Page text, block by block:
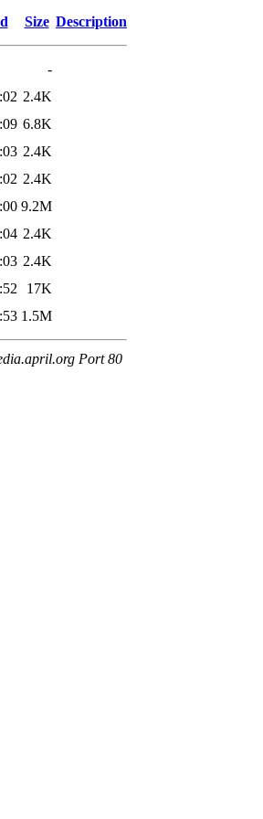
Size Description
-
2.4K
6.8K
2.4K
2.4K
9.2M
2.4K
2.4K
17K
1.5M
Port 80